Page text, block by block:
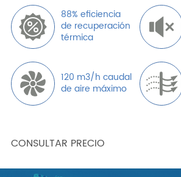
88% eficiencia
de recuperación
térmica
120 m3/h caudal
de aire máximo
CONSULTAR PRECIO